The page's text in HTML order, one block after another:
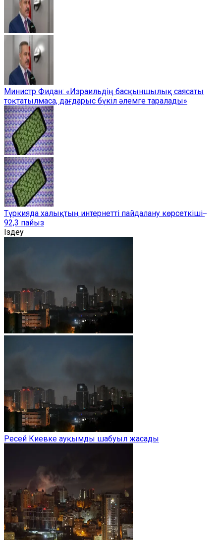
Министр Фидан: «Израильдің басқыншылық саясаты
тоқтатылмаса, дағдарыс бүкіл әлемге таралады»
Түркияда халықтың интернетті пайдалану көрсеткіші ̶
92,3 пайыз
Іздеу
Ресей Киевке ауқымды шабуыл жасады